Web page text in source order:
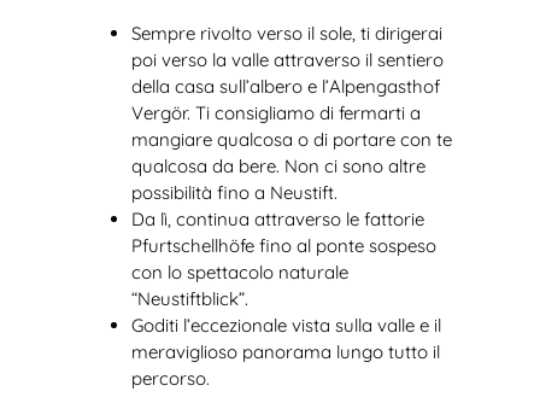
Sempre rivolto verso il sole, ti dirigerai
poi verso la valle attraverso il sentiero
della casa sull’albero e l’Alpengasthof
Vergör. Ti consigliamo di fermarti a
mangiare qualcosa o di portare con te
qualcosa da bere. Non ci sono altre
possibilità fino a Neustift.
Da lì, continua attraverso le fattorie
Pfurtschellhöfe fino al ponte sospeso
con lo spettacolo naturale
“Neustiftblick”.
Goditi l’eccezionale vista sulla valle e il
meraviglioso panorama lungo tutto il
percorso.